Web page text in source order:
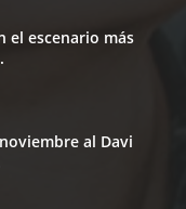
el escenario más
al Davi